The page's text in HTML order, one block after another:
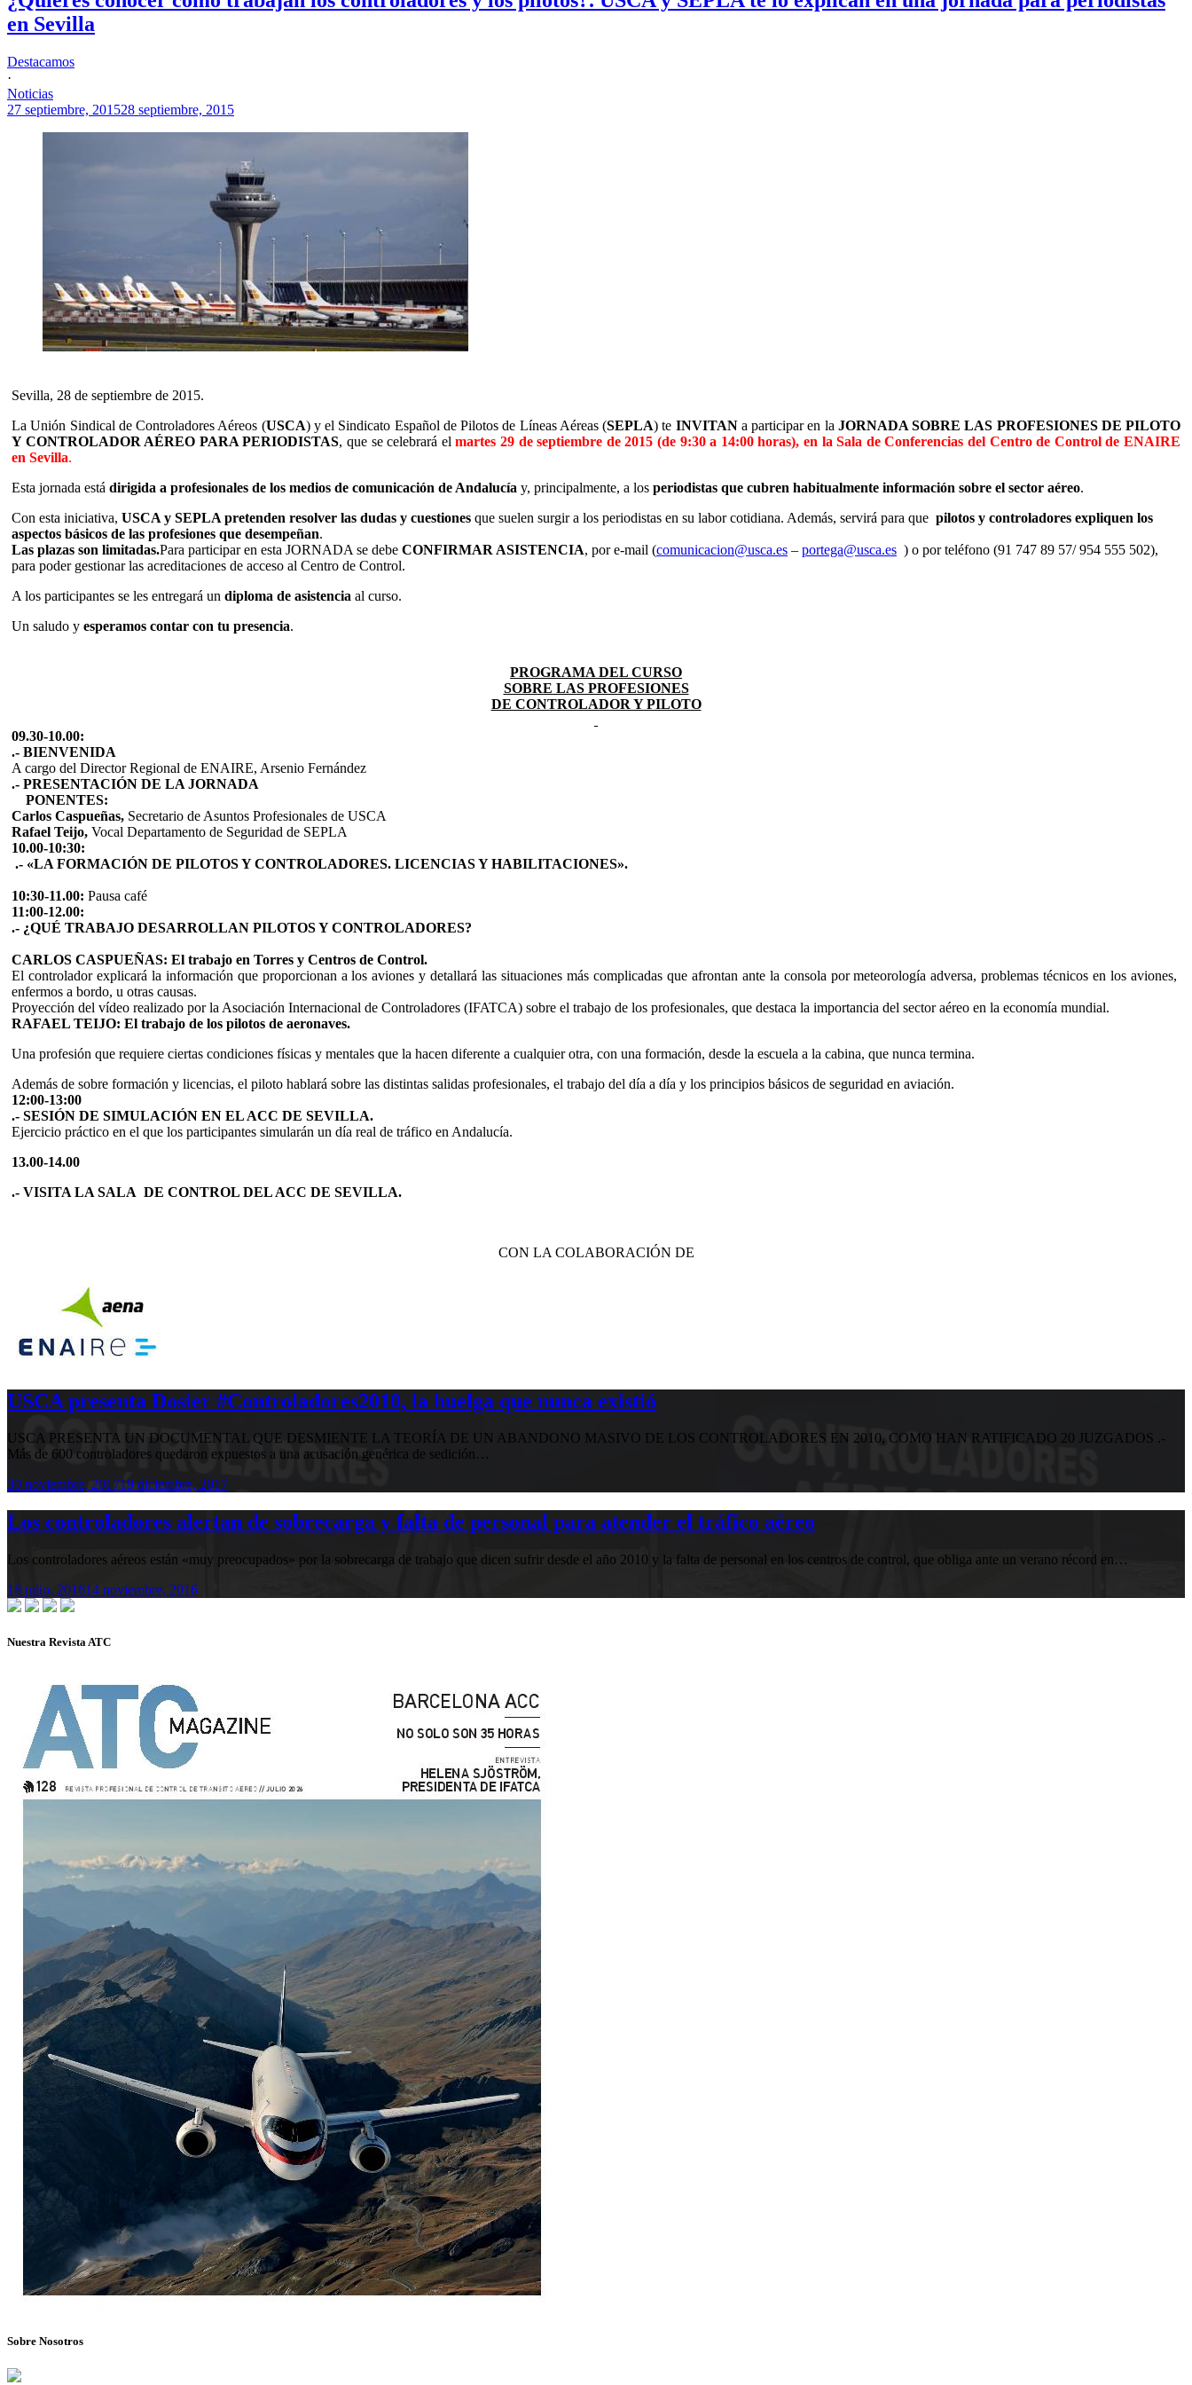
en Sevilla
Destacamos
·
Noticias
27 septiembre, 201528 septiembre, 2015
Sevilla, 28 de septiembre de 2015.
La Unión Sindical de Controladores Aéreos (USCA) y el Sindicato Español de Pilotos de Líneas Aéreas (SEPLA) te INVITANa participar en la JORNADA SOBRE LAS PROFESIONES DE PILOTO
Y CONTROLADOR AÉREO PARA PERIODISTAS, que se celebrará elmartes 29 de septiembre de 2015 (de 9:30 a 14:00 horas), en la Sala de Conferencias del Centro de Control de ENAIRE
en Sevilla.
Esta jornada está dirigida a profesionales de los medios de comunicación de Andalucía y, principalmente, a los periodistas que cubren habitualmente información sobre el sector aéreo.
Con esta iniciativa, USCA y SEPLA pretenden resolver las dudas y cuestiones que suelen surgir a los periodistas en su labor cotidiana. Además, servirá para que pilotos y controladores expliquen los
aspectos básicos de las profesiones que desempeñan.
Las plazas son limitadas.Para participar en esta JORNADA se debe CONFIRMAR ASISTENCIA, por e-mail (comunicacion@usca.es – portega@usca.es ) o por teléfono (91 747 89 57/ 954 555 502),
para poder gestionar las acreditaciones de acceso al Centro de Control.
A los participantes se les entregará un diploma de asistencia al curso.
Un saludo y esperamos contar con tu presencia.
PROGRAMA DEL CURSO
SOBRE LAS PROFESIONES
DE CONTROLADOR Y PILOTO
09.30-10.00:
.- BIENVENIDA
A cargo del Director Regional de ENAIRE, Arsenio Fernández
.- PRESENTACIÓN DE LA JORNADA
PONENTES:
Carlos Caspueñas, Secretario de Asuntos Profesionales de USCA
Rafael Teijo, Vocal Departamento de Seguridad de SEPLA
10.00-10:30:
.- «LA FORMACIÓN DE PILOTOS Y CONTROLADORES. LICENCIAS Y HABILITACIONES».
10:30-11.00: Pausa café
11:00-12.00:
.- ¿QUÉ TRABAJO DESARROLLAN PILOTOS Y CONTROLADORES?
CARLOS CASPUEÑAS: El trabajo en Torres y Centros de Control.
El controlador explicará la información que proporcionan a los aviones y detallará las situaciones más complicadas que afrontan ante la consola por meteorología adversa, problemas técnicos en los aviones,
enfermos a bordo, u otras causas.
Proyección del vídeo realizado por la Asociación Internacional de Controladores (IFATCA) sobre el trabajo de los profesionales, que destaca la importancia del sector aéreo en la economía mundial.
RAFAEL TEIJO: El trabajo de los pilotos de aeronaves.
Una profesión que requiere ciertas condiciones físicas y mentales que la hacen diferente a cualquier otra, con una formación, desde la escuela a la cabina, que nunca termina.
Además de sobre formación y licencias, el piloto hablará sobre las distintas salidas profesionales, el trabajo del día a día y los principios básicos de seguridad en aviación.
12:00-13:00
.- SESIÓN DE SIMULACIÓN EN EL ACC DE SEVILLA.
Ejercicio práctico en el que los participantes simularán un día real de tráfico en Andalucía.
13.00-14.00
.- VISITA LA SALA DE CONTROL DEL ACC DE SEVILLA.
CON LA COLABORACIÓN DE
USCA presenta Dosier #Controladores2010, la huelga que nunca existió
USCA PRESENTA UN DOCUMENTAL QUE DESMIENTE LA TEORÍA DE UN ABANDONO MASIVO DE LOS CONTROLADORES EN 2010, COMO HAN RATIFICADO 20 JUZGADOS .-
Más de 600 controladores quedaron expuestos a una acusación genérica de sedición…
30 noviembre, 201719 diciembre, 2017
Los controladores alertan de sobrecarga y falta de personal para atender el tráfico aéreo
Los controladores aéreos están «muy preocupados» por la sobrecarga de trabajo que dicen sufrir desde el año 2010 y la falta de personal en los centros de control, que obliga ante un verano récord en…
18 julio, 201614 noviembre, 2016
Nuestra Revista ATC
Sobre Nosotros